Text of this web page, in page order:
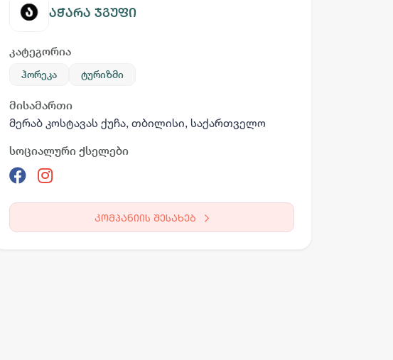
აჭარა ჯგუფი
კატეგორია
ჰორეკა ტურიზმი
მისამართი
მერაბ კოსტავას ქუჩა, თბილისი, საქართველო
სოციალური ქსელები
კომპანიის შესახებ
არგო AI